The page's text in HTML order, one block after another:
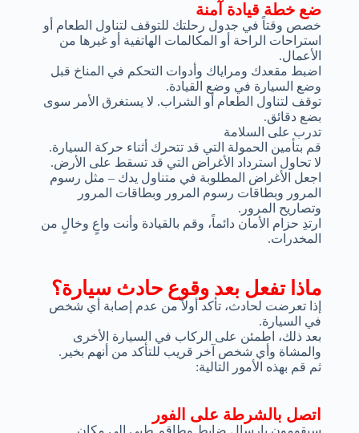
ضع خطة قيادة آمنة
خصص وقتاً في جدول رحلتك للتوقف لتناول الطعام أو
استراحات الراحة أو المكالمات الهاتفية أو غيرها من
الأعمال.
اضبط مقعدك ومراياك وأدوات التحكم في المناخ قبل
وضع السيارة في وضع القيادة.
توقف لتناول الطعام أو الشراب. لا يستغرق الأمر سوى
بضع دقائق.
تدرب على السلامة
قم بتأمين الحمولة التي قد تتحرك أثناء حركة السيارة.
لا تحاول استرداد الأغراض التي قد تسقط على الأرض.
اجعل الأغراض المطلوبة في متناول يدك – مثل رسوم
المرور وبطاقات رسوم المرور وبطاقات المرور
وتصاريح المرور.
ارتدِ حزام الأمان دائماً، وقم بالقيادة وأنت واعٍ وخالٍ من
المخدرات.
ماذا تفعل بعد وقوع حادث سيارة؟
إذا تعرضت لحادث، تأكد أولاً من عدم إصابة أي شخص
في السيارة.
بعد ذلك، اطمئن على الركاب في السيارة الأخرى
والمشاة وأي شخص آخر قريب للتأكد من أنهم بخير.
ثم قم بهذه الأمور التالية:
اتصل بالشرطة على الفور